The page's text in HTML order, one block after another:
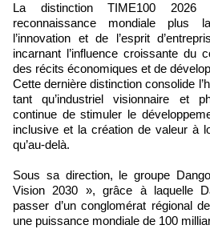
La distinction TIME100
reconnaissance mondiale plus
l’innovation et de l’esprit
incarnant l’influence croissante du
des récits économiques et de
Cette dernière distinction consolide
tant qu’industriel visionnaire et
continue de stimuler le
inclusive et la création de valeur à
qu’au-delà.
Sous sa direction, le groupe
Vision 2030 », grâce à laquelle
passer d’un conglomérat régional
une puissance mondiale de 100